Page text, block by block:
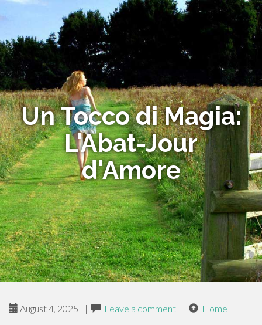
Un Tocco di Magia:
L'Abat-Jour
d'Amore
August 4, 2025 | Leave a comment | Home